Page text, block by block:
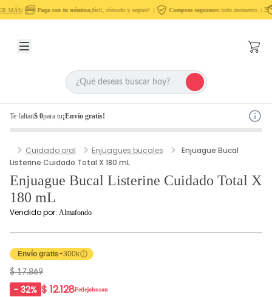
MÁS| Paga con tu nómina¡fácil, cómodo y seguro!. | Compras segurasen todo momento. |
Te faltan$ 0para tu¡Envío gratis!
Cuidado oral Enjuagues bucales
Enjuague Bucal
Listerine Cuidado Total X 180 mL
Enjuague Bucal Listerine Cuidado Total X
180 mL
Vendido por: Almafondo
Envío gratis+300k
$ 17.869
-32% $ 12.128Fedejohnson